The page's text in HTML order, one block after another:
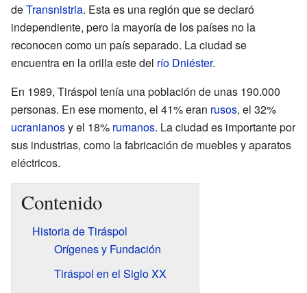
deTransnistria. Esta es una región que se declaró
independiente, pero la mayoría de los países no la
reconocen como un país separado. La ciudad se
encuentra en la orilla este del río Dniéster.
En 1989, Tiráspol tenía una población de unas 190.000
personas. En ese momento, el 41% eran rusos, el 32%
ucranianosy el 18% rumanos. La ciudad es importante por
sus industrias, como la fabricación de muebles y aparatos
eléctricos.
Contenido
Historia de Tiráspol
Orígenes y Fundación
Tiráspol en el Siglo XX